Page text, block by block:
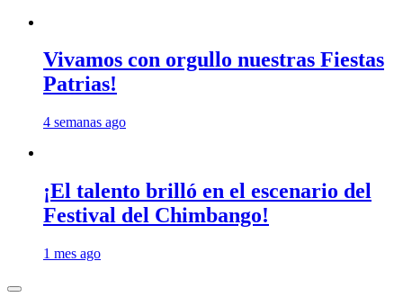
Vivamos con orgullo nuestras Fiestas
Patrias!
4 semanas ago
¡El talento brilló en el escenario del
Festival del Chimbango!
1 mes ago